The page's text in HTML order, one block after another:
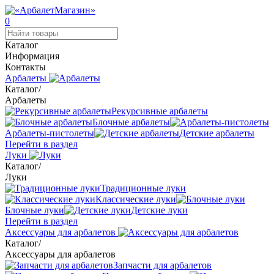
0
Каталог
Информация
Контакты
Арбалеты
Каталог/
Арбалеты
Рекурсивные арбалеты
Блочные арбалеты
Арбалеты-пистолеты
Детские арбалеты
Перейти в раздел
Луки
Каталог/
Луки
Традиционные луки
Классические луки
Блочные луки
Детские луки
Перейти в раздел
Аксессуары для арбалетов
Каталог/
Аксессуары для арбалетов
Запчасти для арбалетов